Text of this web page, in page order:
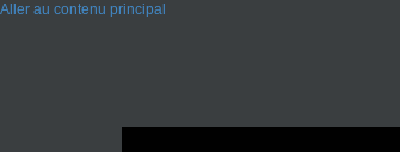
Aller au contenu principal